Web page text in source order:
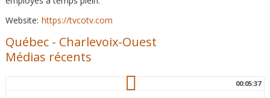
Website: https://tvcotv.com
Québec - Charlevoix-Ouest
Médias récents
00:05:37